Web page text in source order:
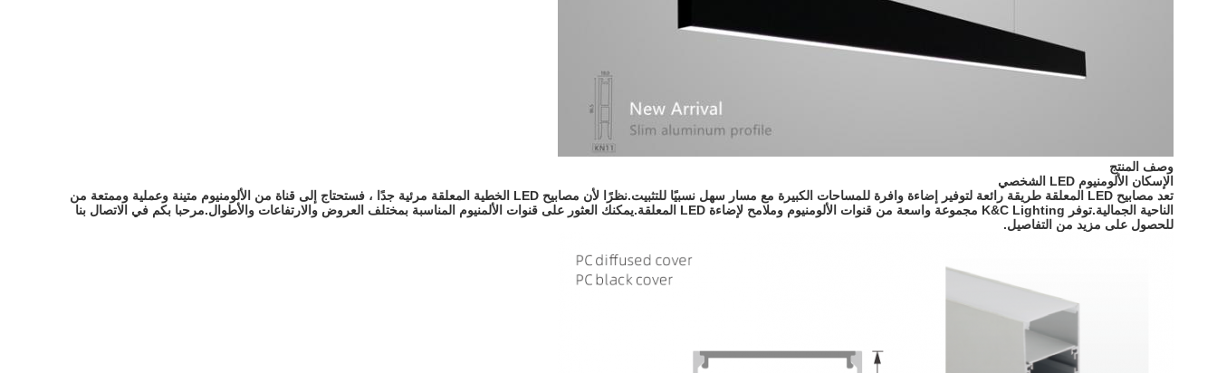
وصف المنتج
الإسكان الألومنيوم LED الشخصي
تعد مصابيح LED المعلقة طريقة رائعة لتوفير إضاءة وافرة للمساحات الكبيرة مع مسار سهل نسبيًا للتثبيت.نظرًا لأن مصابيح LED الخطية المعلقة مرئية جدًا ، فستحتاج إلى قناة من الألومنيوم متينة وعملية وممتعة من
الناحية الجمالية.توفر K&C Lighting مجموعة واسعة من قنوات الألومنيوم وملامح لإضاءة LED المعلقة.يمكنك العثور على قنوات الألمنيوم المناسبة بمختلف العروض والارتفاعات والأطوال.مرحبا بكم في الاتصال بنا
للحصول على مزيد من التفاصيل.